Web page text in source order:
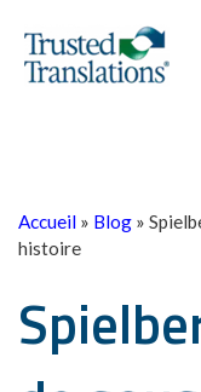
Accueil » Blog »
histoire